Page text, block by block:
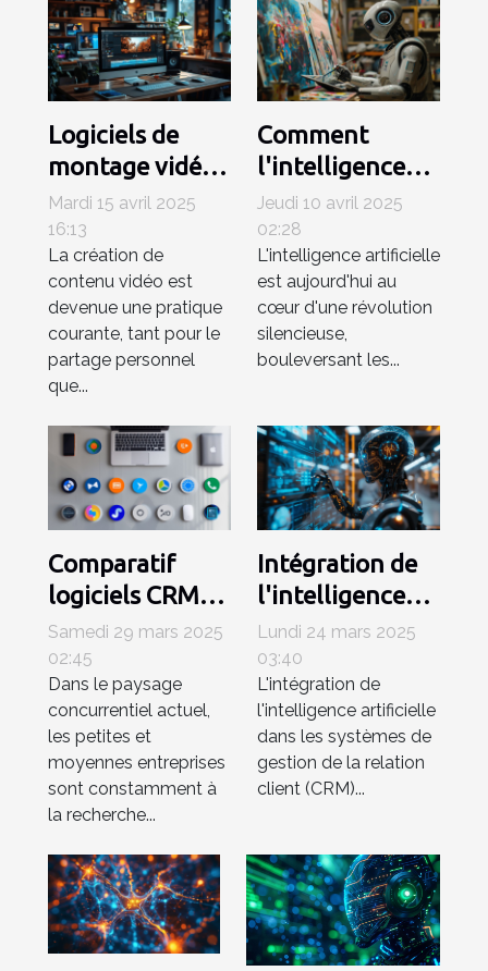
Logiciels de
montage vidéo
gratuits pour
débutants
Trouvez l'outil
idéal sans
dépenser un
centime
Mardi 15 avril 2025
16:13
La création de
contenu vidéo est
devenue une pratique
courante, tant pour le
partage personnel
que...
Comment
l'intelligence
artificielle
révolutionne
les industries
créatives
Jeudi 10 avril 2025
02:28
L'intelligence artificielle
est aujourd'hui au
cœur d'une révolution
silencieuse,
bouleversant les...
Comparatif
logiciels CRM
2023 quels
outils pour
petites et
moyennes
entreprises
Samedi 29 mars 2025
02:45
Dans le paysage
concurrentiel actuel,
les petites et
moyennes entreprises
sont constamment à
la recherche...
Intégration de
l'intelligence
artificielle dans
les CRM
tendances et
logiciels
émergents
Lundi 24 mars 2025
03:40
L'intégration de
l'intelligence artificielle
dans les systèmes de
gestion de la relation
client (CRM)...